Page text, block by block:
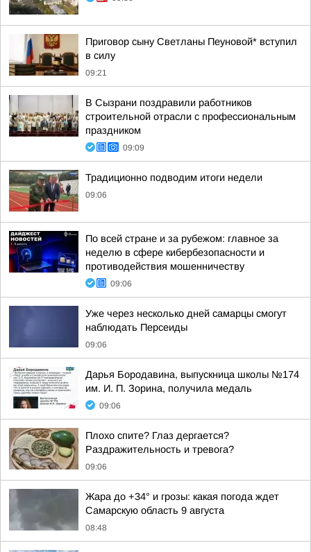
Приговор сыну Светланы Пеуновой* вступил
в силу
09:21
В Сызрани поздравили работников
строительной отрасли с профессиональным
праздником
09:09
Традиционно подводим итоги недели
09:06
По всей стране и за рубежом: главное за
неделю в сфере кибербезопасности и
противодействия мошенничеству
09:06
Уже через несколько дней самарцы смогут
наблюдать Персеиды
09:06
Дарья Бородавина, выпускница школы №174
им. И. П. Зорина, получила медаль
09:06
Плохо спите? Глаз дергается?
Раздражительность и тревога?
09:06
Жара до +34° и грозы: какая погода ждет
Самарскую область 9 августа
08:48